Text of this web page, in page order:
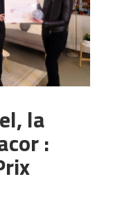
la
: